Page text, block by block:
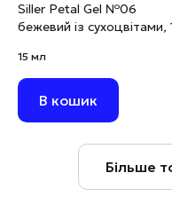
Siller Petal Gel №06
бежевий із сухоцвітами,
15 мл
В кошик
Більше